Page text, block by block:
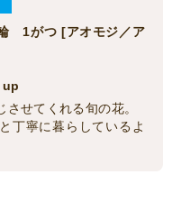
1がつ [アオモジ／ア
up
させてくれる旬の花。
丁寧に暮らしているよ